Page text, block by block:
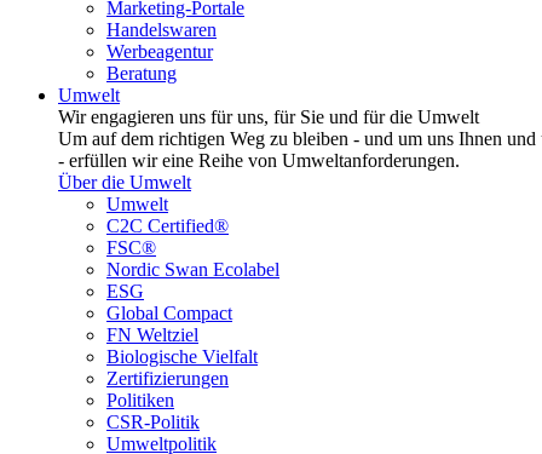
Marketing-Portale
Handelswaren
Werbeagentur
Beratung
Umwelt
Wir engagieren uns für uns, für Sie und für die Umwelt
Um auf dem richtigen Weg zu bleiben - und um uns Ihnen
- erfüllen wir eine Reihe von Umweltanforderungen.
Über die Umwelt
Umwelt
C2C Certified®
FSC®
Nordic Swan Ecolabel
ESG
Global Compact
FN Weltziel
Biologische Vielfalt
Zertifizierungen
Politiken
CSR-Politik
Umweltpolitik